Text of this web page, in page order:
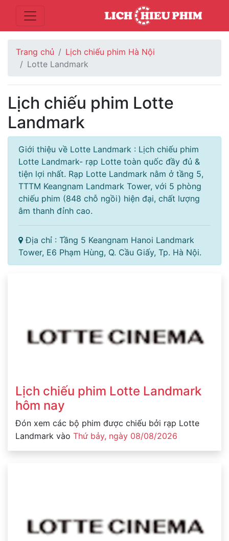
Trang chủ
Lịch chiếu phim Hà Nội
Lotte Landmark
Lịch chiếu phim Lotte
Landmark
Giới thiệu về Lotte Landmark : Lịch chiếu phim
Lotte Landmark- rạp Lotte toàn quốc đầy đủ &
tiện lợi nhất. Rạp Lotte Landmark nằm ở tầng 5,
TTTM Keangnam Landmark Tower, với 5 phòng
chiếu phim (848 chỗ ngồi) hiện đại, chất lượng
âm thanh đỉnh cao.
Địa chỉ : Tầng 5 Keangnam Hanoi Landmark
Tower, E6 Phạm Hùng, Q. Cầu Giấy, Tp. Hà Nội.
Lịch chiếu phim Lotte Landmark
hôm nay
Đón xem các bộ phim được chiếu bởi rạp Lotte
Landmark vào Thứ bảy, ngày 08/08/2026